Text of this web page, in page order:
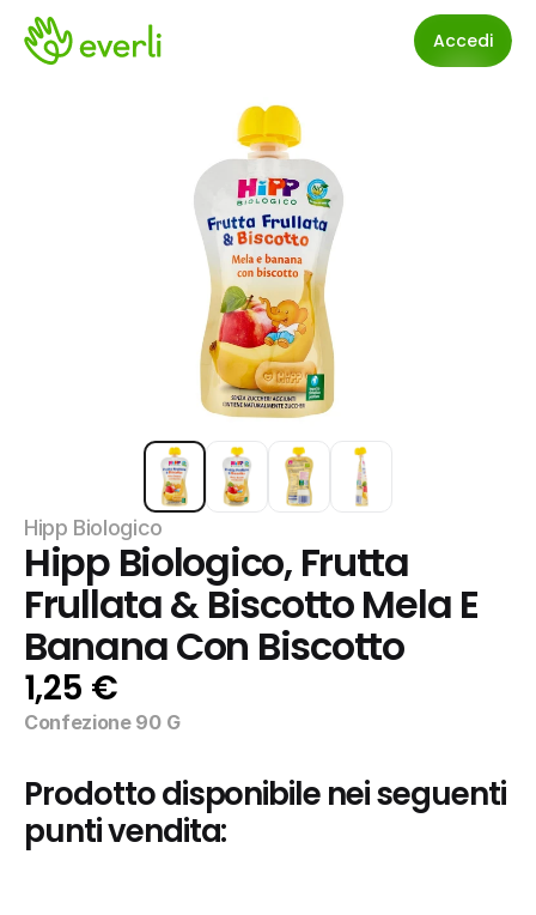
Accedi
Hipp Biologico
Hipp Biologico, Frutta
Frullata & Biscotto Mela E
Banana Con Biscotto
1,25 €
Confezione 90 G
Prodotto disponibile nei seguenti
punti vendita: